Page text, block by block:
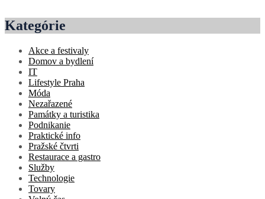
Kategórie
Akce a festivaly
Domov a bydlení
IT
Lifestyle Praha
Móda
Nezařazené
Památky a turistika
Podnikanie
Praktické info
Pražské čtvrti
Restaurace a gastro
Služby
Technologie
Tovary